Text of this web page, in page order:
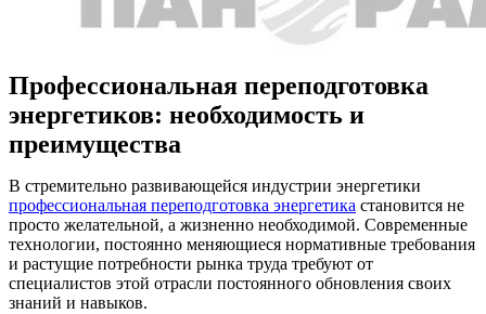
Профессиональная переподготовка
энергетиков: необходимость и
преимущества
В стремительно развивающейся индустрии энергетики
профессиональная переподготовка энергетика становится не
просто желательной, а жизненно необходимой. Современные
технологии, постоянно меняющиеся нормативные требования
и растущие потребности рынка труда требуют от
специалистов этой отрасли постоянного обновления своих
знаний и навыков.